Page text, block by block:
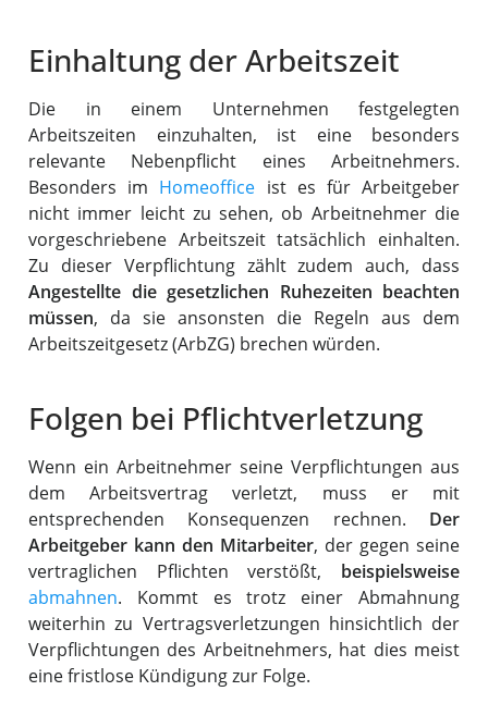
Einhaltung der Arbeitszeit
Die in einem Unternehmen festgelegten
Arbeitszeiten einzuhalten, ist eine besonders
relevante Nebenpflicht eines Arbeitnehmers.
Besonders im Homeoffice ist es für Arbeitgeber
nicht immer leicht zu sehen, ob Arbeitnehmer die
vorgeschriebene Arbeitszeit tatsächlich einhalten.
Zu dieser Verpflichtung zählt zudem auch, dass
Angestellte die gesetzlichen Ruhezeiten beachten
müssen, da sie ansonsten die Regeln aus dem
Arbeitszeitgesetz (ArbZG) brechen würden.
Folgen bei Pflichtverletzung
Wenn ein Arbeitnehmer seine Verpflichtungen aus
dem Arbeitsvertrag verletzt, muss er mit
entsprechenden Konsequenzen rechnen. Der
Arbeitgeber kann den Mitarbeiter, der gegen seine
vertraglichen Pflichten verstößt, beispielsweise
abmahnen. Kommt es trotz einer Abmahnung
weiterhin zu Vertragsverletzungen hinsichtlich der
Verpflichtungen des Arbeitnehmers, hat dies meist
eine fristlose Kündigung zur Folge.